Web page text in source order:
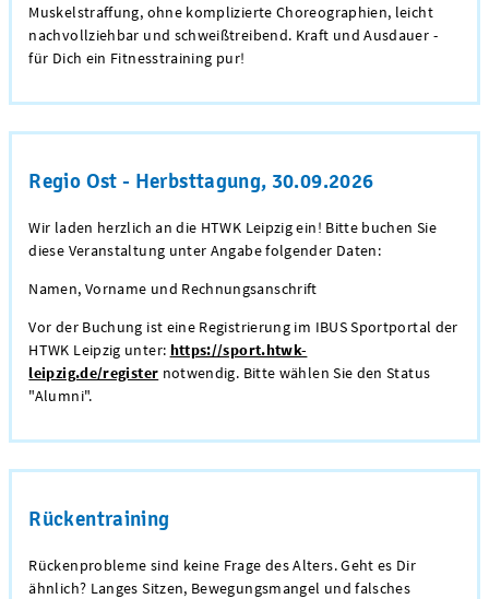
Muskelstraffung, ohne komplizierte Choreographien, leicht
nachvollziehbar und schweißtreibend. Kraft und Ausdauer -
für Dich ein Fitnesstraining pur!
Regio Ost - Herbsttagung, 30.09.2026
Wir laden herzlich an die HTWK Leipzig ein! Bitte buchen Sie
diese Veranstaltung unter Angabe folgender Daten:
Namen, Vorname und Rechnungsanschrift
Vor der Buchung ist eine Registrierung im IBUS Sportportal der
HTWK Leipzig unter: https://sport.htwk-
leipzig.de/register notwendig. Bitte wählen Sie den Status
"Alumni".
Rückentraining
Rückenprobleme sind keine Frage des Alters. Geht es Dir
ähnlich? Langes Sitzen, Bewegungsmangel und falsches